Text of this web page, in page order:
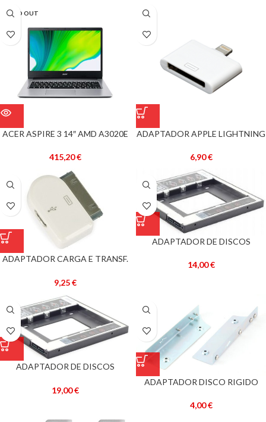
SOLD OUT
ACER ASPIRE 3 14″ AMD A3020E
415,20€
ADAPTADOR APPLE LIGHTNING
6,90€
ADAPTADOR CARGA E TRANSF.
FONESTAR
9,25€
ADAPTADOR DE DISCOS
ÓPTICO P/ PORTÁTEIS (ALTURA
14,00€
ADAPTADOR DE DISCOS
PORTÁTIL (12.7MM ALTURA) –
19,00€
ADAPTADOR DISCO RIGIDO
4,00€